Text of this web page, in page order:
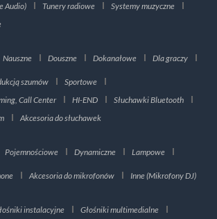
Audio)
Tunery radiowe
Systemy muzyczne
Nauszne Douszne Dokanałowe Dla graczy
szumów
Sportowe
Call Center
HI-END
Słuchawki Bluetooth
Akcesoria do słuchawek
Pojemnościowe Dynamiczne Lampowe
Akcesoria do mikrofonów Inne (Mikrofony DJ)
instalacyjne Głośniki multimedialne